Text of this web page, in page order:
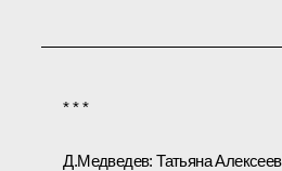
* * *
Д.Медведев: Татьяна